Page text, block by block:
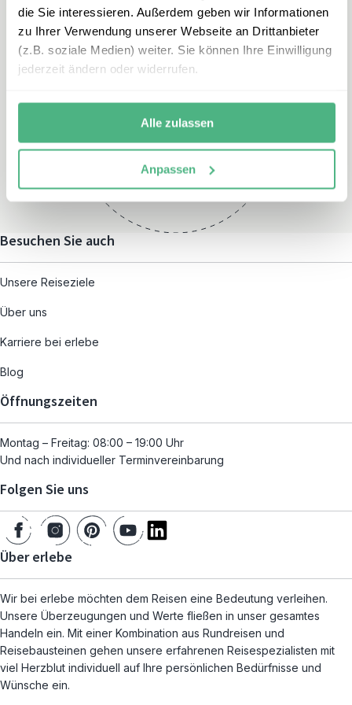
die Sie interessieren. Außerdem geben wir Informationen
zu Ihrer Verwendung unserer Webseite an Drittanbieter
(z.B. soziale Medien) weiter. Sie können Ihre Einwilligung
jederzeit ändern oder widerrufen.
Alle zulassen
Anpassen
Montag – Freitag:
und nach individueller
Terminvereinbarung
Besuchen Sie auch
Unsere Reiseziele
Über uns
Karriere bei erlebe
Blog
Öffnungszeiten
Montag – Freitag: 08:00 – 19:00 Uhr
Und nach individueller Terminvereinbarung
Folgen Sie uns
Über erlebe
Wir bei erlebe möchten dem Reisen eine Bedeutung verleihen.
Unsere Überzeugungen und Werte fließen in unser gesamtes
Handeln ein. Mit einer Kombination aus Rundreisen und
Reisebausteinen gehen unsere erfahrenen Reisespezialisten mit
viel Herzblut individuell auf Ihre persönlichen Bedürfnisse und
Wünsche ein.